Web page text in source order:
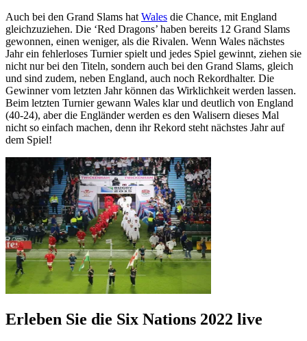
Auch bei den Grand Slams hat Wales die Chance, mit England
gleichzuziehen. Die ‘Red Dragons’ haben bereits 12 Grand Slams
gewonnen, einen weniger, als die Rivalen. Wenn Wales nächstes
Jahr ein fehlerloses Turnier spielt und jedes Spiel gewinnt, ziehen sie
nicht nur bei den Titeln, sondern auch bei den Grand Slams, gleich
und sind zudem, neben England, auch noch Rekordhalter. Die
Gewinner vom letzten Jahr können das Wirklichkeit werden lassen.
Beim letzten Turnier gewann Wales klar und deutlich von England
(40-24), aber die Engländer werden es den Walisern dieses Mal
nicht so einfach machen, denn ihr Rekord steht nächstes Jahr auf
dem Spiel!
Erleben Sie die Six Nations 2022 live